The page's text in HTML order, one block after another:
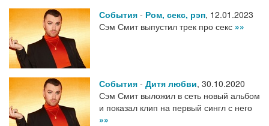
События - Ром, секс, рэп, 12.01.2023
Сэм Смит выпустил трек про секс »»
События - Дитя любви, 30.10.2020
Сэм Смит выложил в сеть новый альбом
и показал клип на первый сингл с него
»»